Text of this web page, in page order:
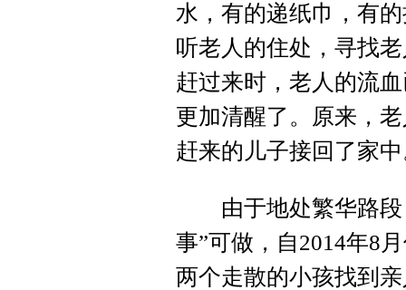
水，有的递纸巾，有
听老人的住处，寻找
赶过来时，老人的流
更加清醒了。原来，
赶来的儿子接回了家
由于地处繁华路段
事”可做，自2014年8
两个走散的小孩找到